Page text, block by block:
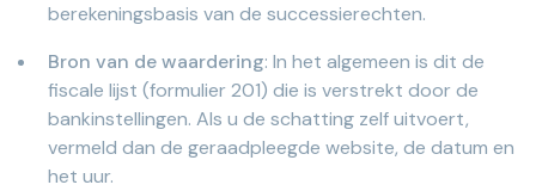
berekeningsbasis van de successierechten.
Bron van de waardering: In het algemeen is dit de
fiscale lijst (formulier 201) die is verstrekt door de
bankinstellingen. Als u de schatting zelf uitvoert,
vermeld dan de geraadpleegde website, de datum en
het uur.